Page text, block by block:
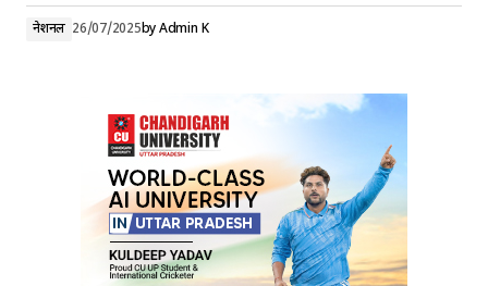
नेशनल 26/07/2025byAdmin K